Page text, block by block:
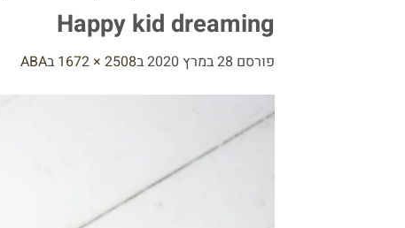
Happy kid dreaming
פורסם 28 במרץ 2020 ב2508 × 1672 בABA